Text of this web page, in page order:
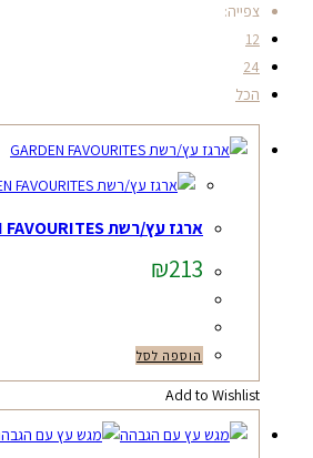
צפייה:
12
24
הכל
ארגז עץ/רשת GARDEN FAVOURITES
₪213
הוספה לסל
Add to Wishlist